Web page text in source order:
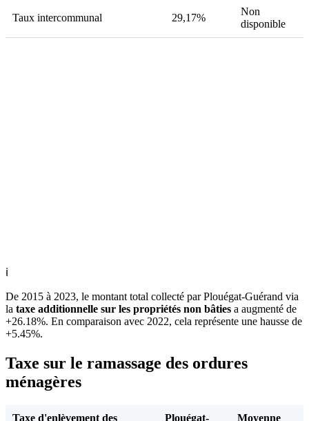
Taux intercommunal 29,17%
Non
disponible
ℹ
De 2015 à 2023, le montant total collecté par Plouégat-Guérand via
la taxe additionnelle sur les propriétés non bâties a augmenté de
+26.18%. En comparaison avec 2022, cela représente une hausse de
+5.45%.
Taxe sur le ramassage des ordures
ménagères
Taxe d'enlèvement des
Plouégat-
Moyenne